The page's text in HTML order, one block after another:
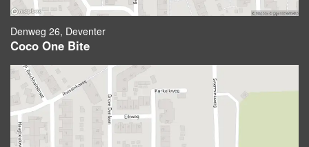
Denweg 26, Deventer
Coco One Bite